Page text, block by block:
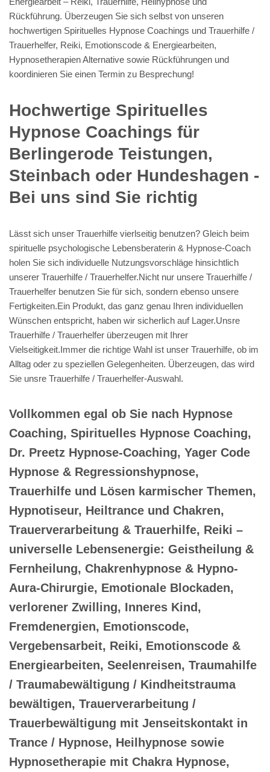
Rückführung. Überzeugen Sie sich selbst von unseren
hochwertigen Spirituelles Hypnose Coachings und Trauerhilfe /
Trauerhelfer, Reiki, Emotionscode & Energiearbeiten,
Hypnosetherapien Alternative sowie Rückführungen und
koordinieren Sie einen Termin zu Besprechung!
Hochwertige Spirituelles
Hypnose Coachings für
Berlingerode Teistungen,
Steinbach oder Hundeshagen -
Bei uns sind Sie richtig
Lässt sich unser Trauerhilfe vierlseitig benutzen? Gleich beim
spirituelle psychologische Lebensberaterin & Hypnose-Coach
holen Sie sich individuelle Nutzungsvorschläge hinsichtlich
unserer Trauerhilfe / Trauerhelfer.Nicht nur unsere Trauerhilfe /
Trauerhelfer benutzen Sie für sich, sondern ebenso unsere
Fertigkeiten.Ein Produkt, das ganz genau Ihren individuellen
Wünschen entspricht, haben wir sicherlich auf Lager.Unsre
Trauerhilfe / Trauerhelfer überzeugen mit Ihrer
Vielseitigkeit.Immer die richtige Wahl ist unser Trauerhilfe, ob im
Alltag oder zu speziellen Gelegenheiten. Überzeugen, das wird
Sie unsre Trauerhilfe / Trauerhelfer-Auswahl.
Vollkommen egal ob Sie nach Hypnose
Coaching, Spirituelles Hypnose Coaching,
Dr. Preetz Hypnose-Coaching, Yager Code
Hypnose & Regressionshypnose,
Trauerhilfe und Lösen karmischer Themen,
Hypnotiseur, Heiltrance und Chakren,
Trauerverarbeitung & Trauerhilfe, Reiki –
universelle Lebensenergie: Geistheilung &
Fernheilung, Chakrenhypnose & Hypno-
Aura-Chirurgie, Emotionale Blockaden,
verlorener Zwilling, Inneres Kind,
Fremdenergien, Emotionscode,
Vergebensarbeit, Reiki, Emotionscode &
Energiearbeiten, Seelenreisen, Traumahilfe
/ Traumabewältigung / Kindheitstrauma
bewältigen, Trauerverarbeitung /
Trauerbewältigung mit Jenseitskontakt in
Trance / Hypnose, Heilhypnose sowie
Hypnosetherapie mit Chakra Hypnose,